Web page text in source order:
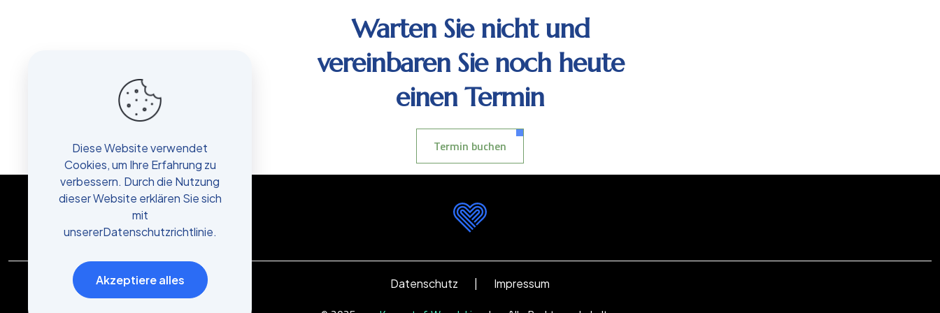
Warten Sie nicht und
vereinbaren Sie noch heute
einen Termin
Termin buchen
Datenschutz | Impressum
Diese Website verwendet
Cookies, um Ihre Erfahrung zu
verbessern. Durch die Nutzung
dieser Website erklären Sie sich
mit
unsererDatenschutzrichtlinie.
Akzeptiere alles